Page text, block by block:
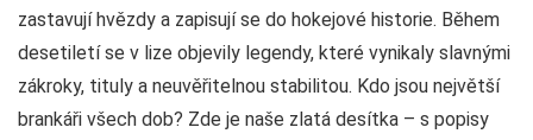
zastavují hvězdy a zapisují se do hokejové historie. Během
desetiletí se v lize objevily legendy, které vynikaly slavnými
zákroky, tituly a neuvěřitelnou stabilitou. Kdo jsou největší
brankáři všech dob? Zde je naše zlatá desítka – s popisy